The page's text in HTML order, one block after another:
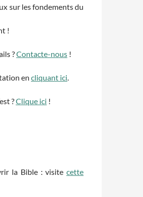
sur les fondements du
!
?Contacte-nous !
en cliquant ici.
?Clique ici !
la Bible : visite cette